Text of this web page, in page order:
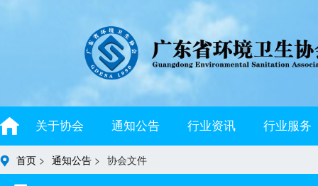
关于协会 通知公告 行业资讯 行业服务
首页 > 通知公告 > 协会文件